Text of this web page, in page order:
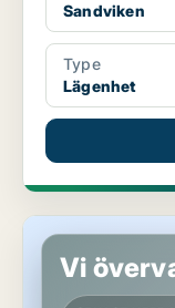
Sandviken
Type
Lägenhet
Lägenhet i Sandviken
Vi